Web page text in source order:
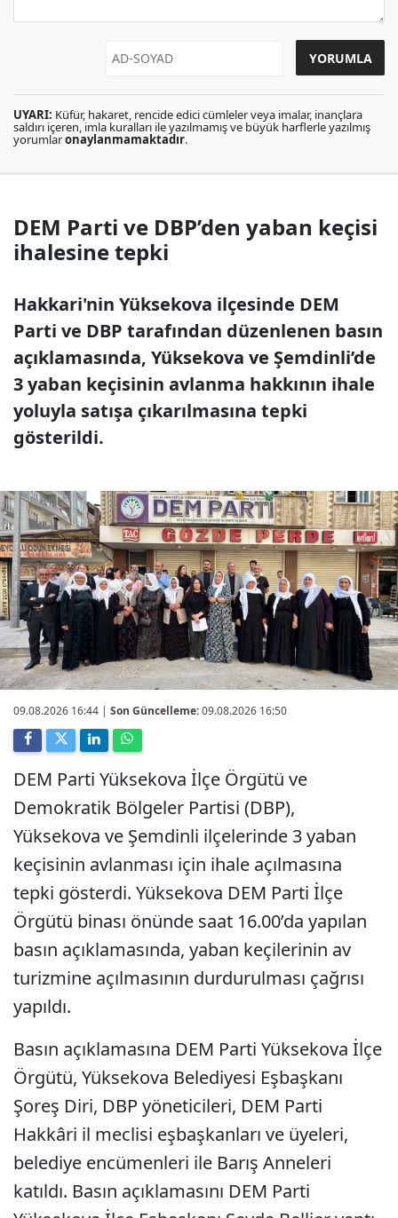
UYARI: Küfür, hakaret, rencide edici cümleler veya imalar, inançlara
saldırı içeren, imla kuralları ile yazılmamış ve büyük harflerle yazılmış
yorumlaronaylanmamaktadır.
DEM Parti ve DBP’den yaban keçisi
ihalesine tepki
Hakkari'nin Yüksekova ilçesinde DEM
Parti ve DBP tarafından düzenlenen basın
açıklamasında, Yüksekova ve Şemdinli’de
3 yaban keçisinin avlanma hakkının ihale
yoluyla satışa çıkarılmasına tepki
gösterildi.
09.08.2026 16:44 | Son Güncelleme:09.08.2026 16:50
DEM Parti Yüksekova İlçe Örgütü ve
Demokratik Bölgeler Partisi (DBP),
Yüksekova ve Şemdinli ilçelerinde 3 yaban
keçisinin avlanması için ihale açılmasına
tepki gösterdi. Yüksekova DEM Parti İlçe
Örgütü binası önünde saat 16.00’da yapılan
basın açıklamasında, yaban keçilerinin av
turizmine açılmasının durdurulması çağrısı
yapıldı.
Basın açıklamasına DEM Parti Yüksekova İlçe
Örgütü, Yüksekova Belediyesi Eşbaşkanı
Şoreş Diri, DBP yöneticileri, DEM Parti
Hakkâri il meclisi eşbaşkanları ve üyeleri,
belediye encümenleri ile Barış Anneleri
katıldı. Basın açıklamasını DEM Parti